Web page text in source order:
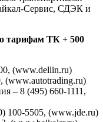
Сервис, СДЭК и
тарифам ТК + 500
(www.dellin.ru)
(www.autotrading.ru)
– 8 (495) 660-1111,
5505, (www.jde.ru)